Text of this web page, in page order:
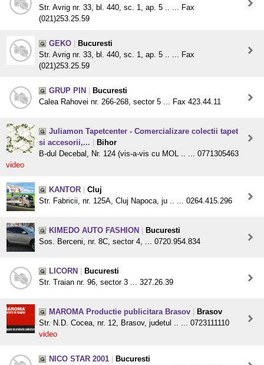
Str. Avrig nr. 33, bl. 440, sc. 1, ap. 5 .. ... Fax
(021)253.25.59
GEKO
Bucuresti
Str. Avrig nr. 33, bl. 440, sc. 1, ap. 5 .. ... Fax
(021)253.25.59
GRUP PIN
Bucuresti
Calea Rahovei nr. 266-268, sector 5 ... Fax 423.44.11
Juliamon Tapetcenter - Comercializare colectii tapet
si accesorii,...
Bihor
B-dul Decebal, Nr. 124 (vis-a-vis cu MOL .. ... 0771305463
video
KANTOR
Cluj
Str. Fabricii, nr. 125A, Cluj Napoca, ju .. ... 0264.415.296
KIMEDO AUTO FASHION
Bucuresti
Sos. Berceni, nr. 8C, sector 4, ... 0720.954.834
LICORN
Bucuresti
Str. Traian nr. 96, sector 3 ... 327.26.39
MAROMA Productie publicitara Brasov
Brasov
Str. N.D. Cocea, nr. 12, Brasov, judetul .. ... 0723111110
video
NICO STAR 2001
Bucuresti